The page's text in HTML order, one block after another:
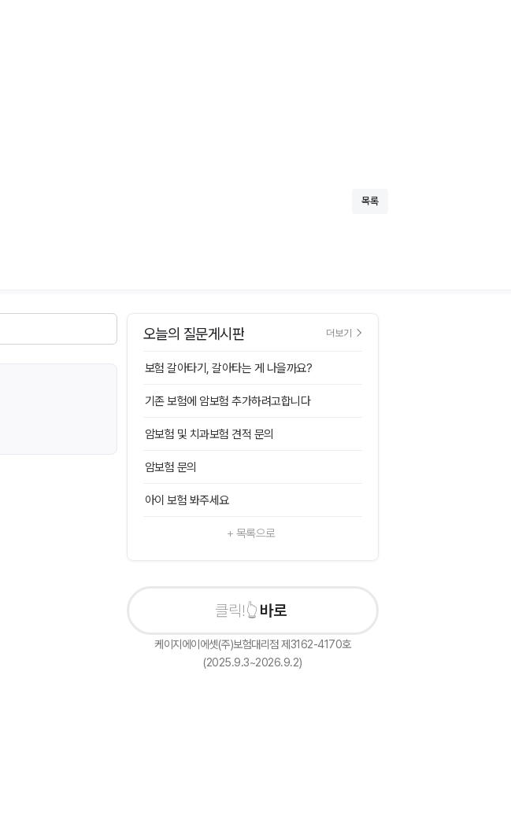
목록
오늘의 질문게시판 더보기
보험 갈아타기, 갈아타는 게 나을까요?
기존 보험에 암보험 추가하려고합니다
암보험 및 치과보험 견적 문의
암보험 문의
아이 보험 봐주세요
+ 목록으로
바로 상담신
케이지에이에셋(주)보험대리점 제3162-4170호
(2025.9.3~2026.9.2)